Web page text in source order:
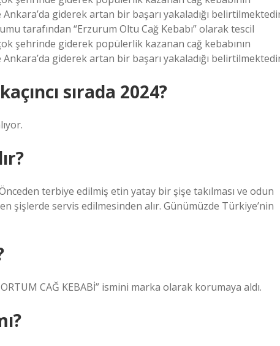
giderek artan bir başarı yakaladığı
tarafından “Erzurum Oltu Cağ Kebabı” olarak tescil
şehrinde giderek popülerlik kazanan cağ kebabının
giderek artan bir başarı yakaladığı
sırada 2024?
terbiye edilmiş etin yatay bir şişe takılması ve odun
şişlerde servis edilmesinden alır. Günümüzde Türkiye’nin
CAĞ KEBABİ” ismini marka olarak korumaya aldı.